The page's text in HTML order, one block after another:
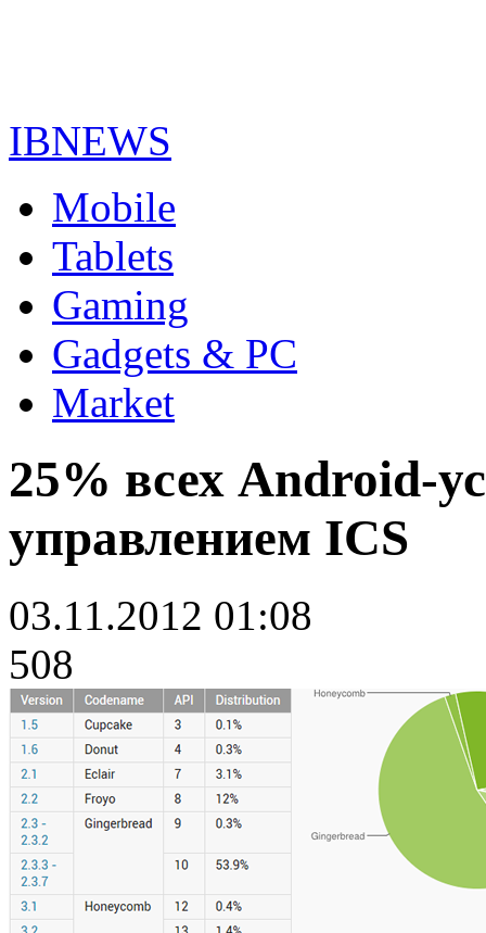
IBNEWS
Mobile
Tablets
Gaming
Gadgets & PC
Market
25% всех Android-
управлением ICS
03.11.2012 01:08
508